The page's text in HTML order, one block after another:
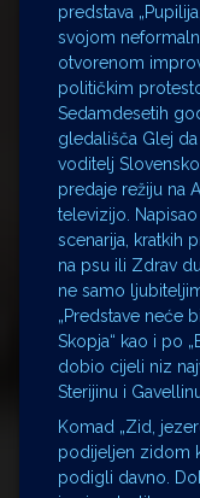
predstava
svojom
otvorenom
političkim
Sedamdesetih
gledališča Glej
voditelj
predaje režiju na
televizijo.
scenarija, kratkih
na psu ili Zdrav
ne samo
„Predstave neće
Skopja“ kao i po
dobio cijeli niz
Sterijinu i
Komad „Zid,
podijeljen zidom
podigli davno.